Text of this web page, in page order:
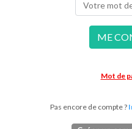
ME
Mot de
Pas encore de compte ?